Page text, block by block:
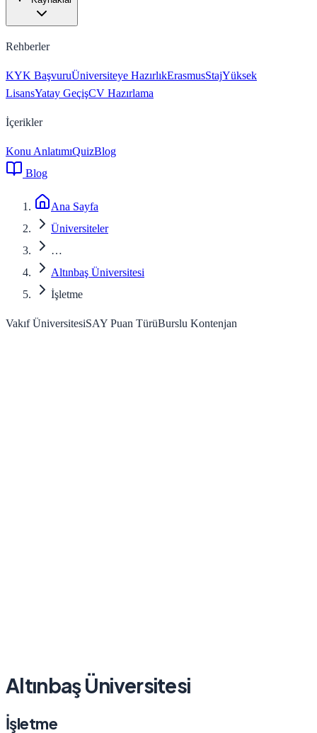
Rehberler
KYK BaşvuruÜniversiteye HazırlıkErasmusStajYüksek
LisansYatay GeçişCV Hazırlama
İçerikler
Konu AnlatımıQuizBlog
Blog
Ana Sayfa
Üniversiteler
…
Altınbaş Üniversitesi
İşletme
Vakıf ÜniversitesiSAY Puan TürüBurslu Kontenjan
Altınbaş Üniversitesi
İşletme